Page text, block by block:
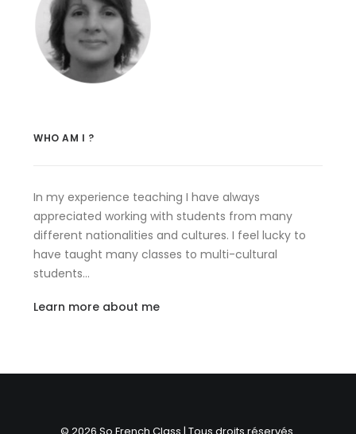
WHO AM I ?
In my experience teaching I have always
appreciated working with students from many
different nationalities and cultures. I feel lucky to
have taught many classes to multi-cultural
students…
Learn more about me